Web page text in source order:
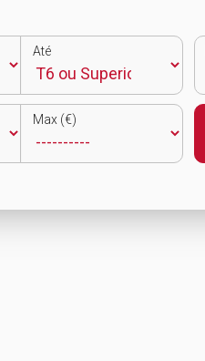
Até
Max (€)